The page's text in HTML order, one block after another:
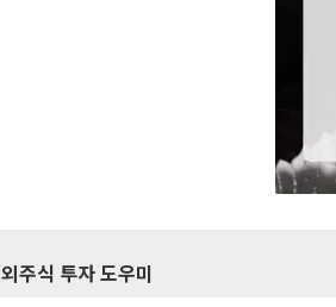
주식 투자 도우미